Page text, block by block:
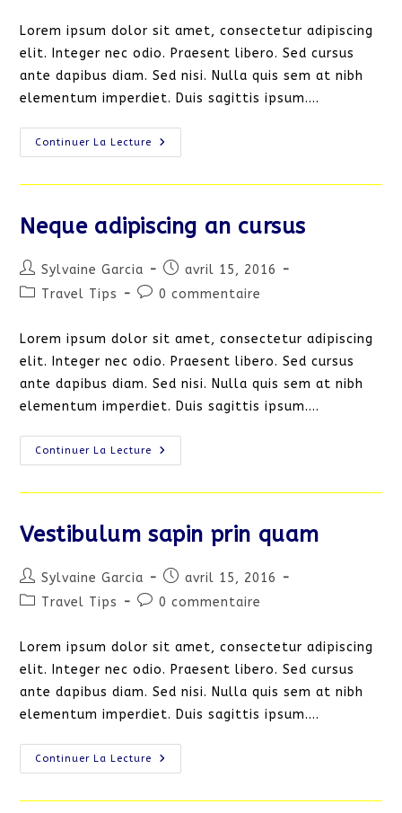
la
publication :
Lorem ipsum dolor sit amet, consectetur adipiscing
elit. Integer nec odio. Praesent libero. Sed cursus
ante dapibus diam. Sed nisi. Nulla quis sem at nibh
elementum imperdiet. Duis sagittis ipsum.…
Continuer La Lecture
Litora
Torqent
Neque adipiscing an cursus
Auteur/autrice
de
Sylvaine Garcia
Publication
publiée :
avril 15, 2016
PostTravel Tips
Commentaires
publication :
0 commentaire
Lorem ipsum dolor sit amet, consectetur adipiscing
elit. Integer nec odio. Praesent libero. Sed cursus
ante dapibus diam. Sed nisi. Nulla quis sem at nibh
elementum imperdiet. Duis sagittis ipsum.…
Continuer La Lecture
Neque
Adipiscing
Vestibulum sapin prin quam
Auteur/autrice
de
Sylvaine Garcia
Publication
publiée :
avril 15, 2016
PostTravel Tips
Commentaires
publication :
0 commentaire
Lorem ipsum dolor sit amet, consectetur adipiscing
elit. Integer nec odio. Praesent libero. Sed cursus
ante dapibus diam. Sed nisi. Nulla quis sem at nibh
elementum imperdiet. Duis sagittis ipsum.…
Continuer La Lecture
Vestibulum
Sapin